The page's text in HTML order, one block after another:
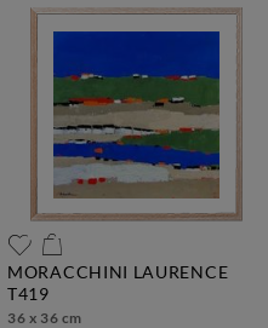
MORACCHINI LAURENCE
t419
36 x 36 cm